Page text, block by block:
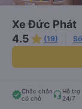
Xe Đức Phát
4.5
(19)
Chắc chắn
có chỗ
Hỗ trợ
24/7